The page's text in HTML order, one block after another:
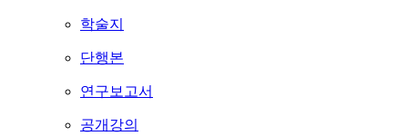
학술지
단행본
연구보고서
공개강의